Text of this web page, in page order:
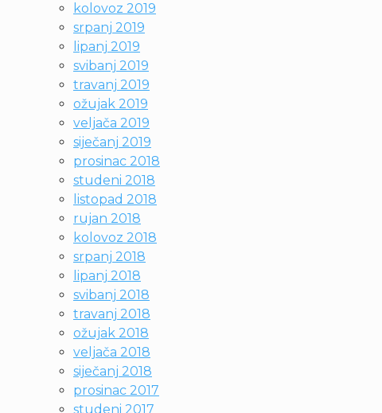
kolovoz 2019
srpanj 2019
lipanj 2019
svibanj 2019
travanj 2019
ožujak 2019
veljača 2019
siječanj 2019
prosinac 2018
studeni 2018
listopad 2018
rujan 2018
kolovoz 2018
srpanj 2018
lipanj 2018
svibanj 2018
travanj 2018
ožujak 2018
veljača 2018
siječanj 2018
prosinac 2017
studeni 2017